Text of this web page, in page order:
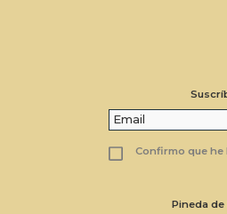
Confirmo que he
Pineda de